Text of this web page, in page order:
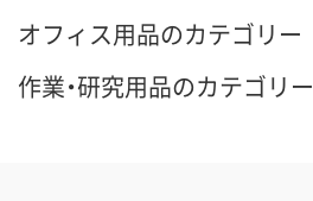
オフィス用品のカテゴリー
作業・研究用品のカテゴリー